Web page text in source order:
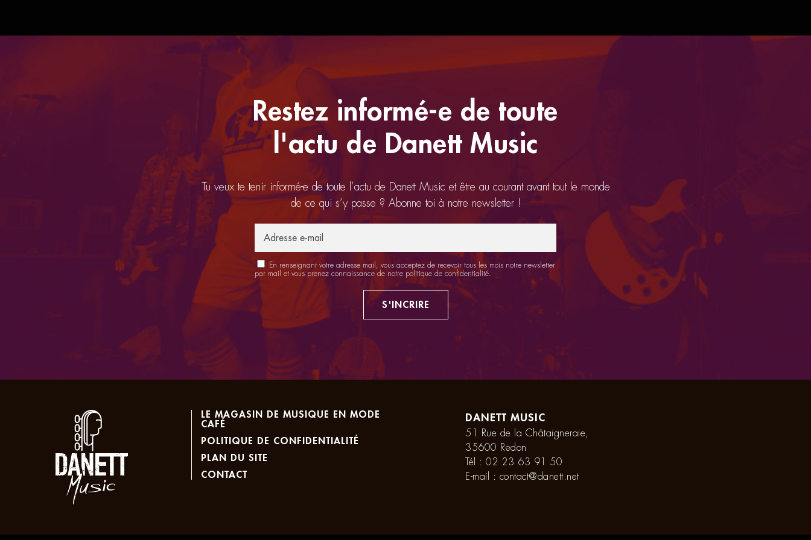
Restez informé-e de toute
l'actu de Danett Music
Tu veux te tenir informé-e de toute l’actu de Danett Music et être au courant avant tout le monde
de ce qui s’y passe ? Abonne toi à notre newsletter !
En renseignant votre adresse mail, vous acceptez de recevoir tous les mois notre newsletter
par mail et vous prenez connaissance de notre politique de confidentialité
S'INCRIRE
LE MAGASIN DE MUSIQUE EN MODE
CAFÉ
POLITIQUE DE CONFIDENTIALITÉ
PLAN DU SITE
CONTACT
DANETT MUSIC
51 Rue de la Châtaigneraie,
35600 Redon
Tél : 02 23 63 91 50
E-mail : contact@danett.net